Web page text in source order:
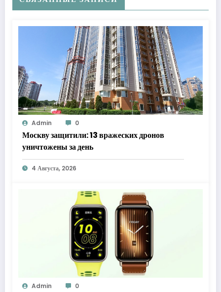
Admin 0
Москву защитили: 13 вражеских дронов
уничтожены за день
4 Августа, 2026
Admin 0